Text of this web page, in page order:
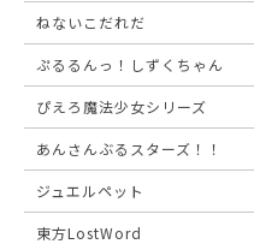
ねないこだれだ
ぷるるんっ！しずくちゃん
ぴえろ魔法少女シリーズ
あんさんぶるスターズ！！
ジュエルペット
東方LostWord